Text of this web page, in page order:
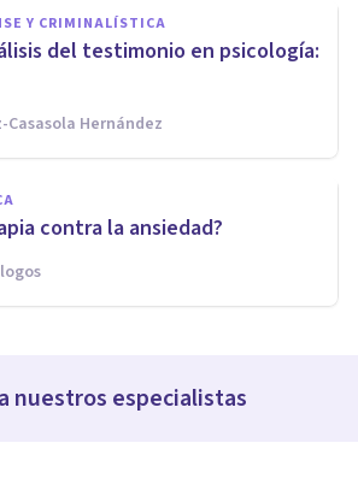
Y CRIMINALÍSTICA
del testimonio en psicología:
Casasola Hernández
contra la ansiedad?
nuestros especialistas